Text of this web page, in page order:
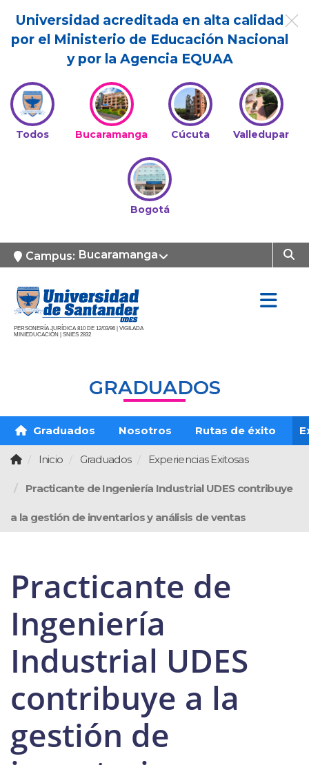
Universidad acreditada en alta calidad
por el Ministerio de Educación Nacional
y por la Agencia EQUAA
Todos Bucaramanga Cúcuta Valledupar
Bogotá
Campus: Bucaramanga
PERSONERÍA JURÍDICA 810 DE 12/03/96 | VIGILADA
MINIEDUCACIÓN | SNIES 2832
GRADUADOS
Graduados Nosotros Rutas de éxito
Inicio Graduados Experiencias Exitosas
Practicante de Ingeniería Industrial UDES contribuye
a la gestión de inventarios y análisis de ventas
Practicante de
Ingeniería
Industrial UDES
contribuye a la
gestión de